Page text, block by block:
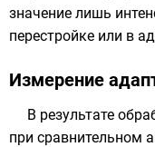
значение лишь
перестройке или в
Измерение
В результате
при сравнительном